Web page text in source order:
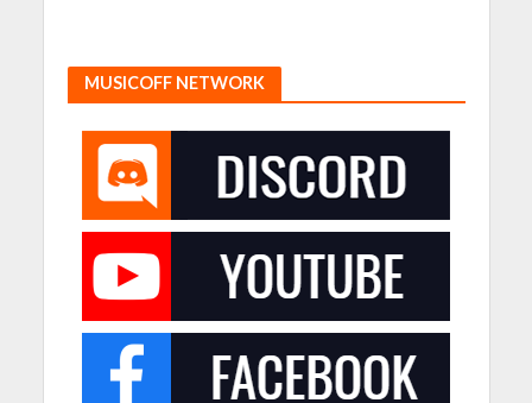
MUSICOFF NETWORK